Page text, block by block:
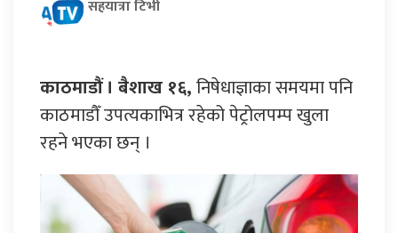
सहयात्रा टिभी
काठमाडौं । बैशाख १६,निषेधाज्ञाका समयमा पनि
काठमाडौँ उपत्यकाभित्र रहेको पेट्रोलपम्प खुला
रहने भएका छन् ।